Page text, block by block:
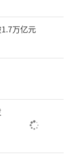
万亿元